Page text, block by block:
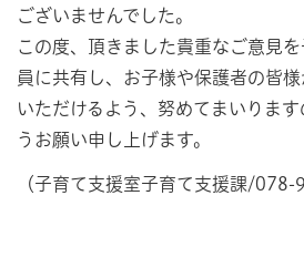
ございませんでした。
この度、頂きました貴重なご意見
員に共有し、お子様や保護者の皆
いただけるよう、努めてまいりま
うお願い申し上げます。
（子育て支援室子育て支援課/078-